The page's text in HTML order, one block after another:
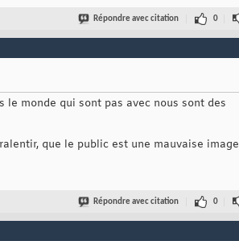
Répondre avec citation 0
monde qui sont pas avec nous sont des
que le public est une mauvaise image
Répondre avec citation 0